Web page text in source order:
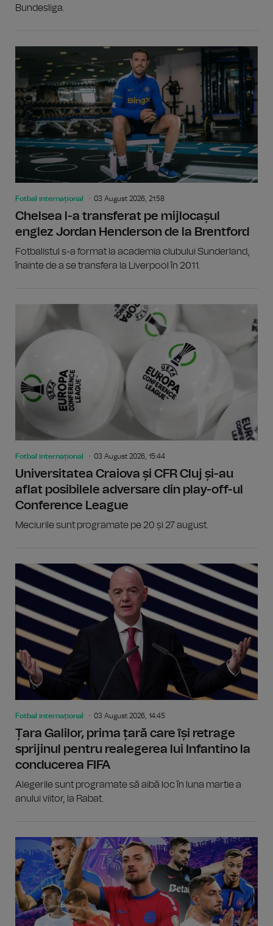
Bundesliga.
Fotbal internațional 03 August 2026, 21:58
Chelsea l-a transferat pe mijlocașul
englez Jordan Henderson de la Brentford
Fotbalistul s-a format la academia clubului Sunderland,
înainte de a se transfera la Liverpool în 2011.
Fotbal internațional 03 August 2026, 15:44
Universitatea Craiova și CFR Cluj și-au
aflat posibilele adversare din play-off-ul
Conference League
Meciurile sunt programate pe 20 și 27 august.
Fotbal internațional 03 August 2026, 14:45
Țara Galilor, prima țară care își retrage
sprijinul pentru realegerea lui Infantino la
conducerea FIFA
Alegerile sunt programate să aibă loc în luna martie a
anului viitor, la Rabat.